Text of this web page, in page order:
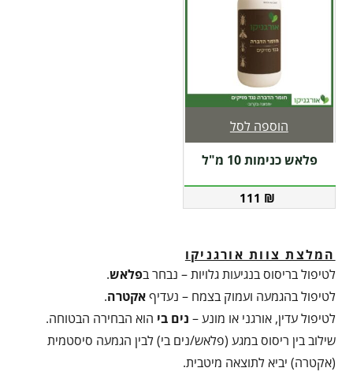
פלאש כנימות 10 מ"ל
111 ₪
הוספה לסל
המלצת צוות אורגניקו
לטיפול בריסוס בנגיעות גלויות – נבחר בפלאש.
לטיפול בהגמעה ועמוק בצמח – נעדיףאקטרה.
לטיפול עדין, אורגני או מונע – נים בי הוא הבחירה הבטוחה.
שילוב בין ריסוס במגע (פלאש/נים בי) לבין הגמעה סיסטמית
(אקטרה) יביא לתוצאה מיטבית.